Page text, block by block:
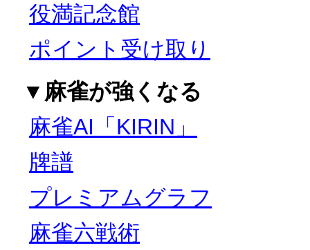
役満記念館
ポイント受け取り
▼麻雀が強くなる
麻雀AI「KIRIN」
牌譜
プレミアムグラフ
麻雀六戦術